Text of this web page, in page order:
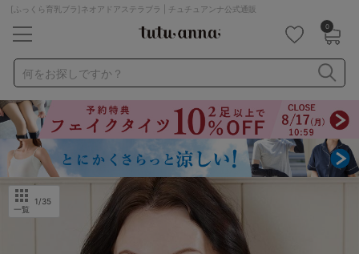
[ふっくら育乳ブラ]ネオアドアステラブラ | チュチュアンナ公式通販
0
何をお探しですか？
ナイトブラ ノンワイヤー 特盛ブラ
チューブトップ
折り畳み
パジャマ ストッキング
キャミソール
ルームウェア
育乳ブラ アームカバー
カテゴリから探す
一覧
1/35